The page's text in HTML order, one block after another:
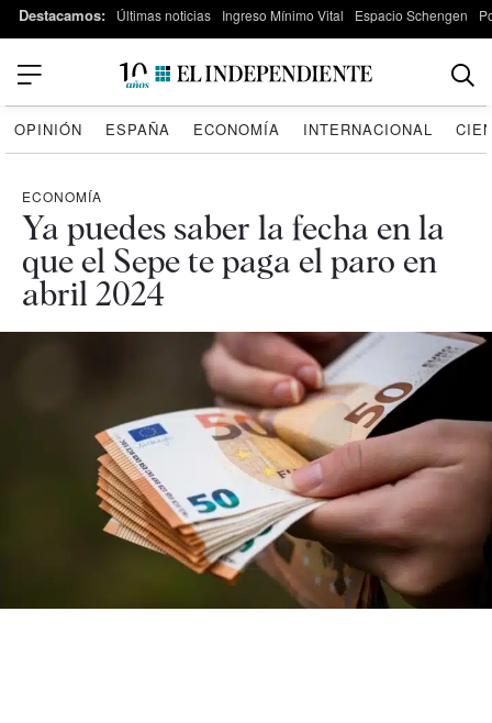
Destacamos: Últimas noticias Ingreso Mínimo Vital Espacio Schengen
OPINIÓN ESPAÑA ECONOMÍA INTERNACIONAL
ECONOMÍA
Ya puedes saber la fecha en la
que el Sepe te paga el paro en
abril 2024